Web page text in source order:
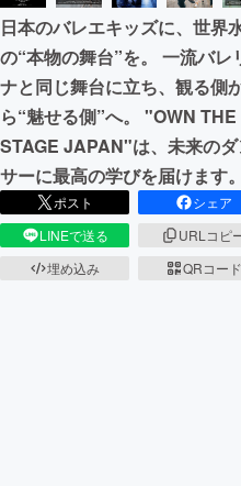
まちづくり・地域
CAMPFIRE for Social
CAMPFIREふるさと納税
日本のバレエキッズに、世界
の“本物の舞台”を。 一流バレ
ナと同じ舞台に立ち、観る側
ら“魅せる側”へ。 "OWN THE
STAGE JAPAN"は、未来の
サーに最高の学びを届けます。
ポスト
シェア
LINEで送る
URLコピ
埋め込み
QRコード